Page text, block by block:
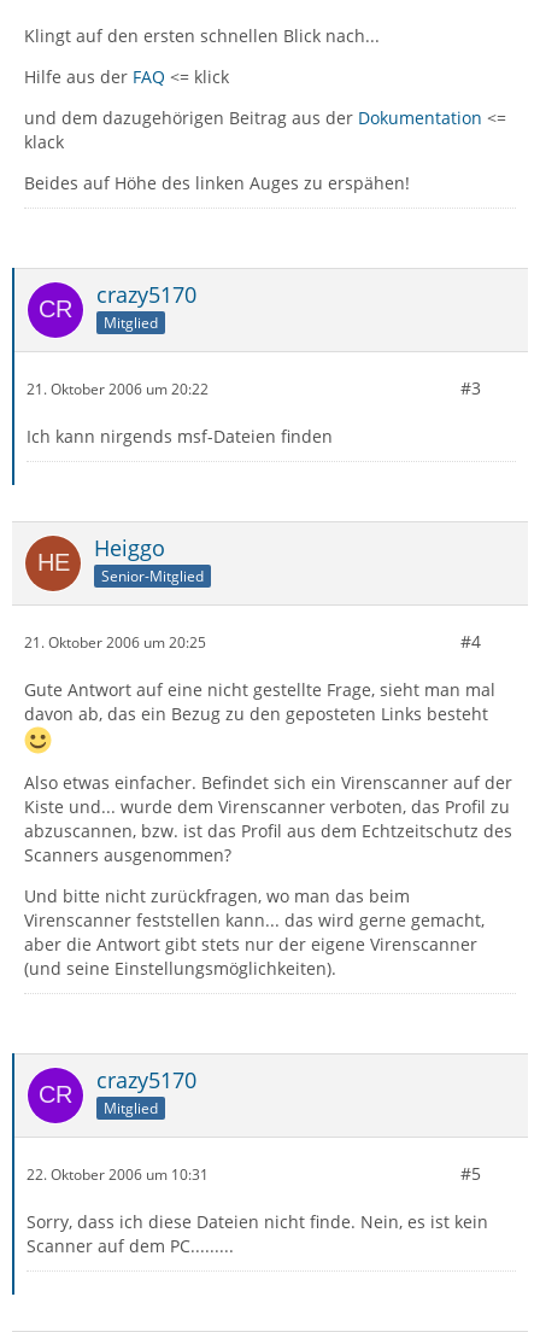
Klingt auf den ersten schnellen Blick nach...
Hilfe aus der FAQ <= klick
und dem dazugehörigen Beitrag aus der Dokumentation <=
klack
Beides auf Höhe des linken Auges zu erspähen!
crazy5170
Mitglied
21. Oktober 2006 um 20:22 #3
Ich kann nirgends msf-Dateien finden
Heiggo
Senior-Mitglied
21. Oktober 2006 um 20:25 #4
Gute Antwort auf eine nicht gestellte Frage, sieht man mal
davon ab, das ein Bezug zu den geposteten Links besteht
Also etwas einfacher. Befindet sich ein Virenscanner auf der
Kiste und... wurde dem Virenscanner verboten, das Profil zu
abzuscannen, bzw. ist das Profil aus dem Echtzeitschutz des
Scanners ausgenommen?
Und bitte nicht zurückfragen, wo man das beim
Virenscanner feststellen kann... das wird gerne gemacht,
aber die Antwort gibt stets nur der eigene Virenscanner
(und seine Einstellungsmöglichkeiten).
crazy5170
Mitglied
22. Oktober 2006 um 10:31 #5
Sorry, dass ich diese Dateien nicht finde. Nein, es ist kein
Scanner auf dem PC.........